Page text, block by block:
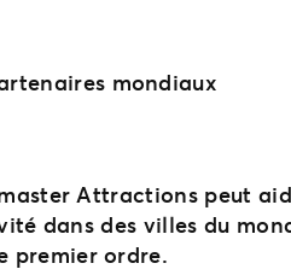
mondiaux
Attractions peut
dans des villes du
premier ordre.